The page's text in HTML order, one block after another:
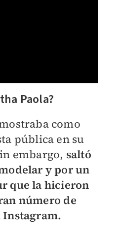
Paola?
como
pública en su
embargo, saltó
y por un
que la hicieron
número de
Instagram.